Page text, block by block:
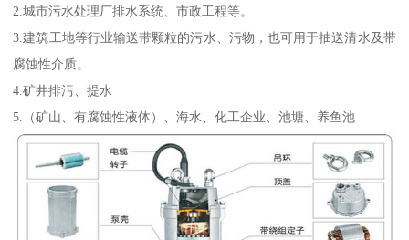
2.城市污水处理厂排水系统、市政工程等。
3.建筑工地等行业输送带颗粒的污水、污物，也可用于抽送清水及带
腐蚀性介质。
4.矿井排污、提水
5.（矿山、有腐蚀性液体）、海水、化工企业、池塘、养鱼池